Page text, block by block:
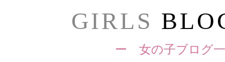
GIRLS
ー 女の子ブログ